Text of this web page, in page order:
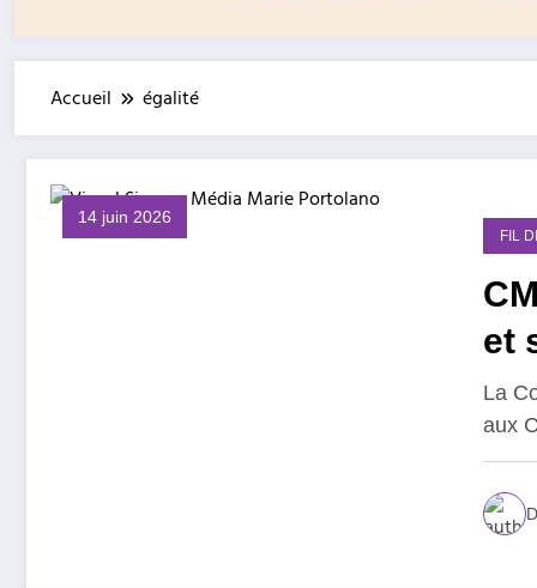
Accueil égalité
14 juin 2026
FIL
et
La
aux